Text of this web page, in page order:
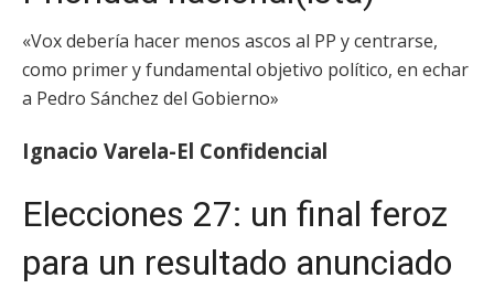
«Vox debería hacer menos ascos al PP y centrarse,
como primer y fundamental objetivo político, en echar
a Pedro Sánchez del Gobierno»
Ignacio Varela-El Confidencial
Elecciones 27: un final feroz
para un resultado anunciado